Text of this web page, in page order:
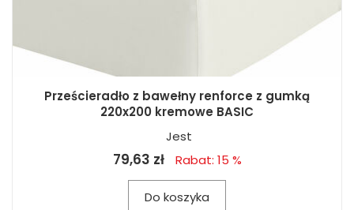
Prześcieradło z bawełny renforce z gumką
220x200 kremowe BASIC
Jest
79,63 zł Rabat: 15 %
Do koszyka